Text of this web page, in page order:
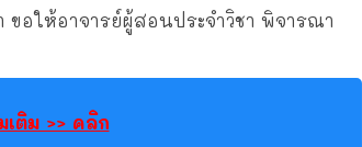
าจารย์ผู้สอนประจำวิชา พิจารณา
เติม >> คลิก